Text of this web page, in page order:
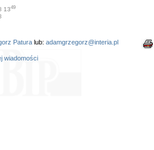
1349
Paturalub: adamgrzegorz@interia.pl
wiadomości